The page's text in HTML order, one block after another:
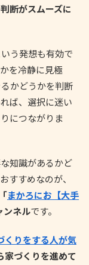
断がスムーズに
う発想も有効で
を冷静に見極
かどうかを判断
ば、選択に迷い
につながりま
知識があるかど
すすめなのが、
まかろにお【大手
ンネルです。
くりをする人が気
づくりを進めて